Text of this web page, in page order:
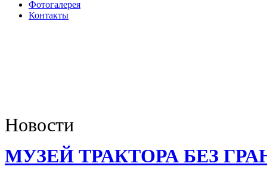
Фотогалерея
Контакты
Новости
МУЗЕЙ ТРАКТОРА БЕЗ